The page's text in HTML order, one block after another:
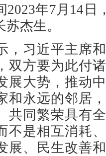
2023年7月14
杰生。
，习近平主席
双方要为此付
展大势，推动
和永远的邻居
共同繁荣具有
不是相互消耗
展、民生改善